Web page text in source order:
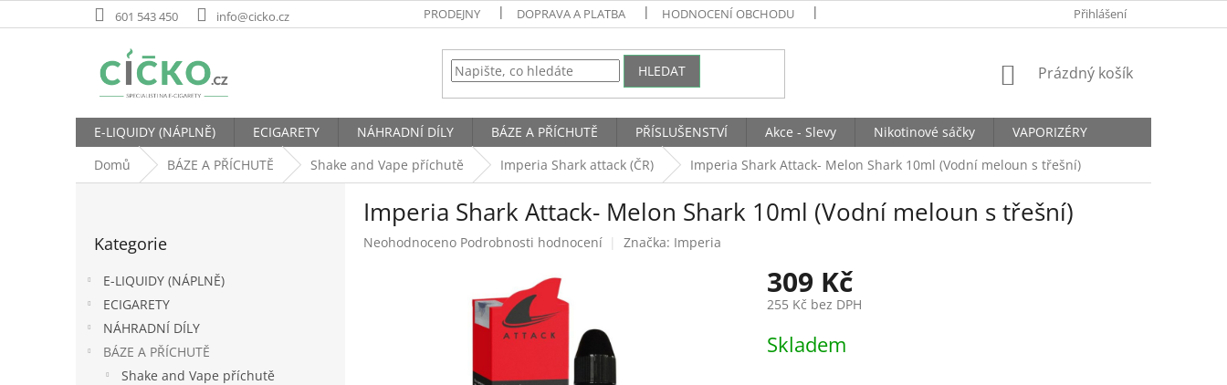
na
601 543 450 info@cicko.cz PRODEJNY DOPRAVA A PLATBA HODNOCENÍ OBCHODU Přihlášení
HLEDAT
NÁKUPNÍ
Prázdný košík
E-LIQUIDY (NÁPLNĚ) ECIGARETY NÁHRADNÍ DÍLY BÁZE A PŘÍCHUTĚ PŘÍSLUŠENSTVÍ Akce - Slevy Nikotinové sáčky
VAPORIZÉRY
Domů
BÁZE A PŘÍCHUTĚ Shake and Vape příchutě Imperia Shark attack (ČR) Imperia Shark Attack- Melon Shark 10ml (Vodní meloun s třešní)
kategorie
Kategorie
E-LIQUIDY (NÁPLNĚ)
ECIGARETY
NÁHRADNÍ DÍLY
BÁZE A PŘÍCHUTĚ
Shake and Vape příchutě
Imperia Shark Attack- Melon Shark 10ml (Vodní meloun s třešní)
Průměrné
Neohodnoceno Podrobnosti hodnocení Značka: Imperia
309 Kč
255 Kč bez DPH
cena:
Skladem